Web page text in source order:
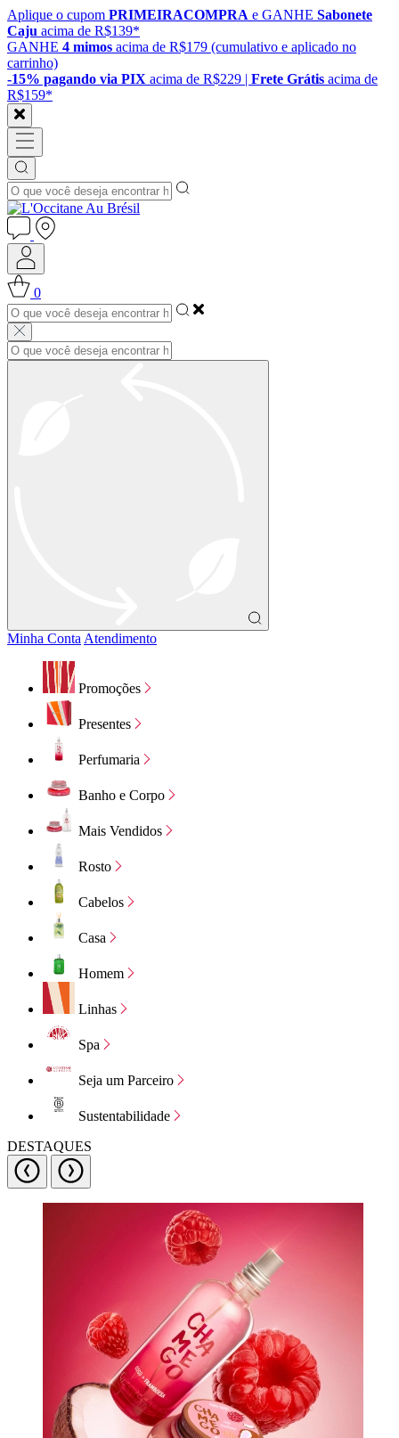
Aplique o cupom PRIMEIRACOMPRA e GANHE Sabonete
Caju acima de R$139*
GANHE 4 mimos acima de R$179 (cumulativo e aplicado no
carrinho)
-15% pagando via PIX acima de R$229 | Frete Grátis acima de
R$159*
0
Minha Conta Atendimento
Promoções
Presentes
Perfumaria
Banho e Corpo
Mais Vendidos
Rosto
Cabelos
Casa
Homem
Linhas
Spa
Seja um Parceiro
Sustentabilidade
DESTAQUES